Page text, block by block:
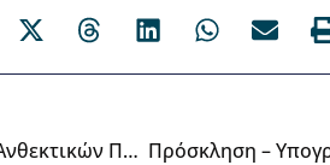
Στρατηγικές Αποφάσεις Του Ελληνικού Δικτύου Ανθεκτικών Πόλεων Από Την Επίδαυρο – Η Ανθεκτικότητα Δεν Είναι Θεωρία, Αλλά Καθημερινή Πολιτική Πράξη